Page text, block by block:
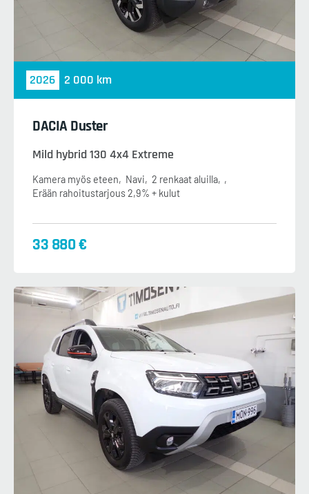
2026 2 000 km
DACIA Duster
Mild hybrid 130 4x4 Extreme
Kamera myös eteen Navi
2 renkaat aluilla
Erään rahoitustarjous 2,9% + kulut
33 880 €